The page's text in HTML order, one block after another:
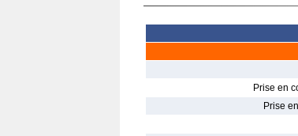
Prise en
Prise